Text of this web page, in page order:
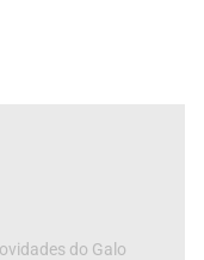
do Galo